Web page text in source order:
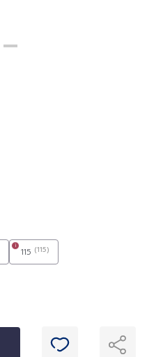
115 (115)
i